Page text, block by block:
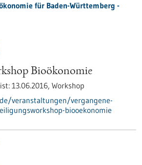
für Baden-Württemberg -
Bioökonomie
13.06.2016, Workshop
veranstaltungen/vergangene-
biooekonomie